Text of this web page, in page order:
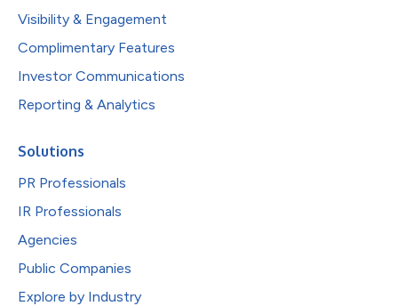
Visibility & Engagement
Complimentary Features
Investor Communications
Reporting & Analytics
Solutions
PR Professionals
IR Professionals
Agencies
Public Companies
Explore by Industry